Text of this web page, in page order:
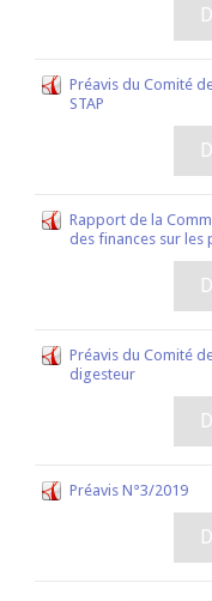
Préavis du Comité
STAP
Rapport de la
des finances sur les
Préavis du Comité
digesteur
Préavis N°3/2019